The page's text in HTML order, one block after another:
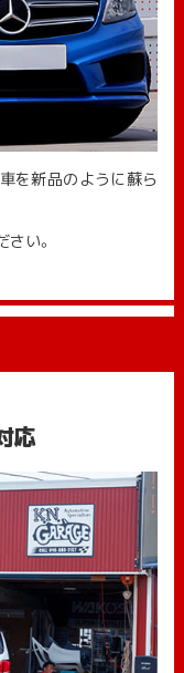
を新品のように蘇ら
い。
応